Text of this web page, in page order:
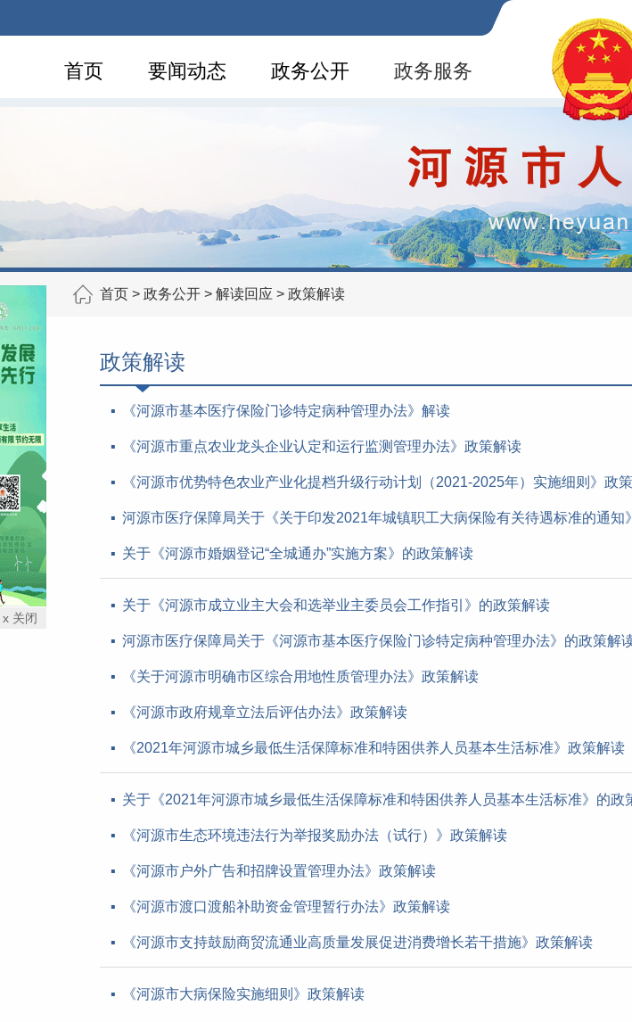
首页 要闻动态 政务公开 政务服务
首页 > 政务公开 > 解读回应 > 政策解读
政策解读
《河源市基本医疗保险门诊特定病种管理办法》解读
《河源市重点农业龙头企业认定和运行监测管理办法》政策解读
《河源市优势特色农业产业化提档升级行动计划（2021-2025年）实施细则》政
河源市医疗保障局关于《关于印发2021年城镇职工大病保险有关待遇标准的通知
关于《河源市婚姻登记“全城通办”实施方案》的政策解读
关于《河源市成立业主大会和选举业主委员会工作指引》的政策解读
河源市医疗保障局关于《河源市基本医疗保险门诊特定病种管理办法》的政策解
《关于河源市明确市区综合用地性质管理办法》政策解读
《河源市政府规章立法后评估办法》政策解读
《2021年河源市城乡最低生活保障标准和特困供养人员基本生活标准》政策解读
关于《2021年河源市城乡最低生活保障标准和特困供养人员基本生活标准》的政
《河源市生态环境违法行为举报奖励办法（试行）》政策解读
《河源市户外广告和招牌设置管理办法》政策解读
《河源市渡口渡船补助资金管理暂行办法》政策解读
《河源市支持鼓励商贸流通业高质量发展促进消费增长若干措施》政策解读
《河源市大病保险实施细则》政策解读
x 关闭